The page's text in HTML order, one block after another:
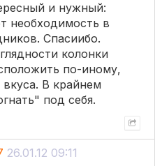
и нужный:
необходимость в
Спасиибо.
колонки
по-иному,
В крайнем
под себя.
26.01.12 09:11